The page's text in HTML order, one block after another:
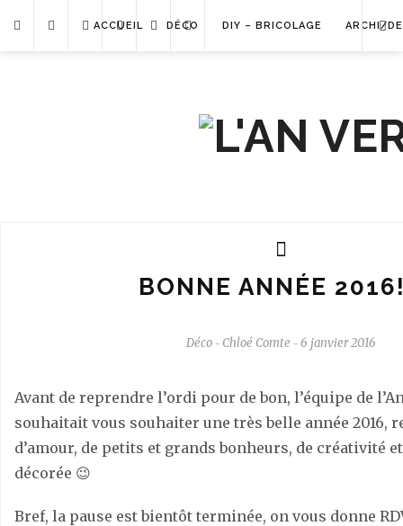
ACCUEIL DÉCO DIY – BRICOLAGE ARCHI/
BONNE ANNÉE
Déco - Chloé Comte - 6 janvier 2016
Avant de reprendre l’ordi pour de bon, l’équipe de
souhaitait vous souhaiter une très belle année 2016,
d’amour, de petits et grands bonheurs, de créativité
décorée 😉
Bref, la pause est bientôt terminée, on vous donne